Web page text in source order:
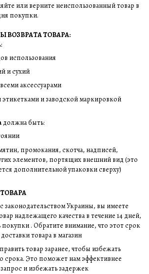
или верните неиспользованный товар в
покупки.
ВОЗВРАТА ТОВАРА:
использования
и сухий
аксессуарами
и заводской маркировкой
должна быть:
промокания, скотча, надписей,
элементов, портящих внешний вид (это
дополнительной упаковки сверху)
законодательством Украины, вы имеете
надлежащего качества в течение 14 дней,
покупки . Обратите внимание, что этот срок
товара в магазин
товар заранее, чтобы избежать
срока. Это поможет нам эффективнее
и избежать задержек